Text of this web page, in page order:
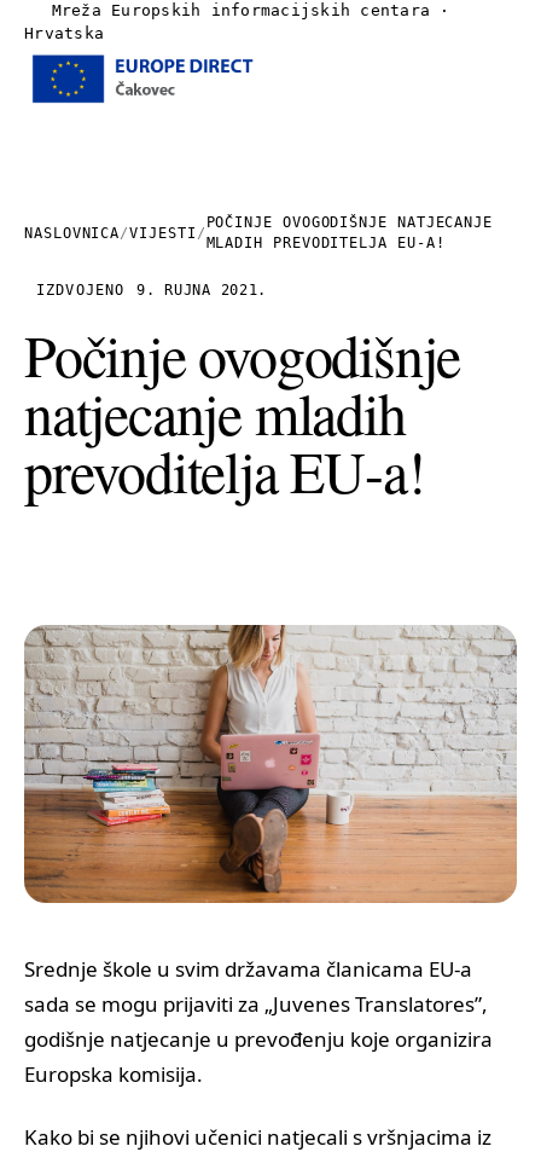
Mreža Europskih informacijskih centara ·
Hrvatska
Vijesti
Publikacije
Linkovi
Kontakt
NASLOVNICA/VIJESTI /
POČINJE OVOGODIŠNJE NATJECANJE
MLADIH PREVODITELJA EU-A!
IZDVOJENO 9. RUJNA 2021.
Počinje ovogodišnje
natjecanje mladih
prevoditelja EU-a!
Srednje škole u svim državama članicama EU-a
sada se mogu prijaviti za „Juvenes Translatores”,
godišnje natjecanje u prevođenju koje organizira
Europska komisija.
Kako bi se njihovi učenici natjecali s vršnjacima iz